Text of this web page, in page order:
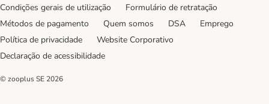
Condições gerais de utilização
Formulário de retratação
Métodos de pagamento
Quem somos DSA
Emprego
Política de privacidade
Website Corporativo
Declaração de acessibilidade
© zooplus SE 2026